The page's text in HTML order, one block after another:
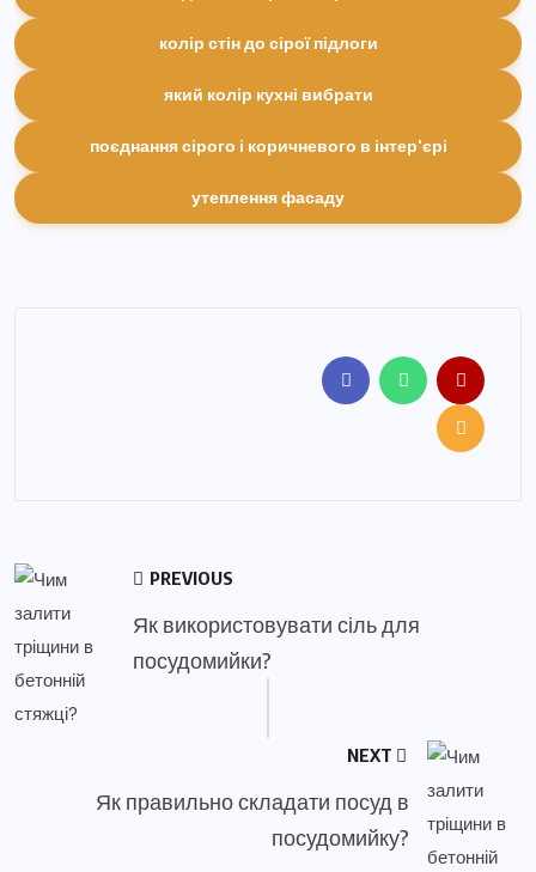
колір стін до сірої підлоги
який колір кухні вибрати
поєднання сірого і коричневого в інтер'єрі
утеплення фасаду
PREVIOUS
Як використовувати сіль для
посудомийки?
NEXT
Як правильно складати посуд в
посудомийку?